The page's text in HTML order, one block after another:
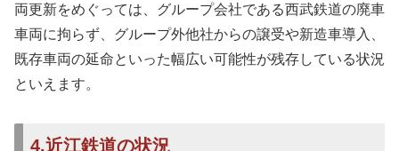
両更新をめぐっては、グループ会社である西武鉄道の廃車
車両に拘らず、グループ外他社からの譲受や新造車導入、
既存車両の延命といった幅広い可能性が残存している状況
といえます。
4.近江鉄道の状況